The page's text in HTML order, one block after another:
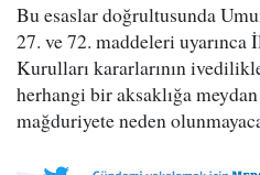
Bu esaslar doğrultusunda
27. ve 72. maddeleri uyarınca
Kurulları kararlarının
herhangi bir aksaklığa
mağduriyete neden